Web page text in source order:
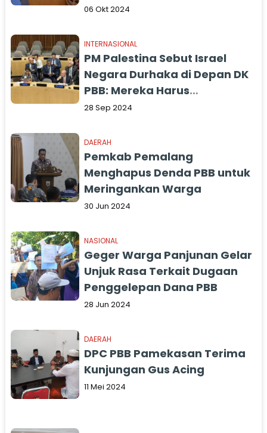
06 Okt 2024
INTERNASIONAL
PM Palestina Sebut Israel
Negara Durhaka di Depan DK
PBB: Mereka Harus
Bertanggungjawab atas
Gaza
28 Sep 2024
DAERAH
Pemkab Pemalang
Menghapus Denda PBB untuk
Meringankan Warga
30 Jun 2024
NASIONAL
Geger Warga Panjunan Gelar
Unjuk Rasa Terkait Dugaan
Penggelepan Dana PBB
28 Jun 2024
DAERAH
DPC PBB Pamekasan Terima
Kunjungan Gus Acing
11 Mei 2024